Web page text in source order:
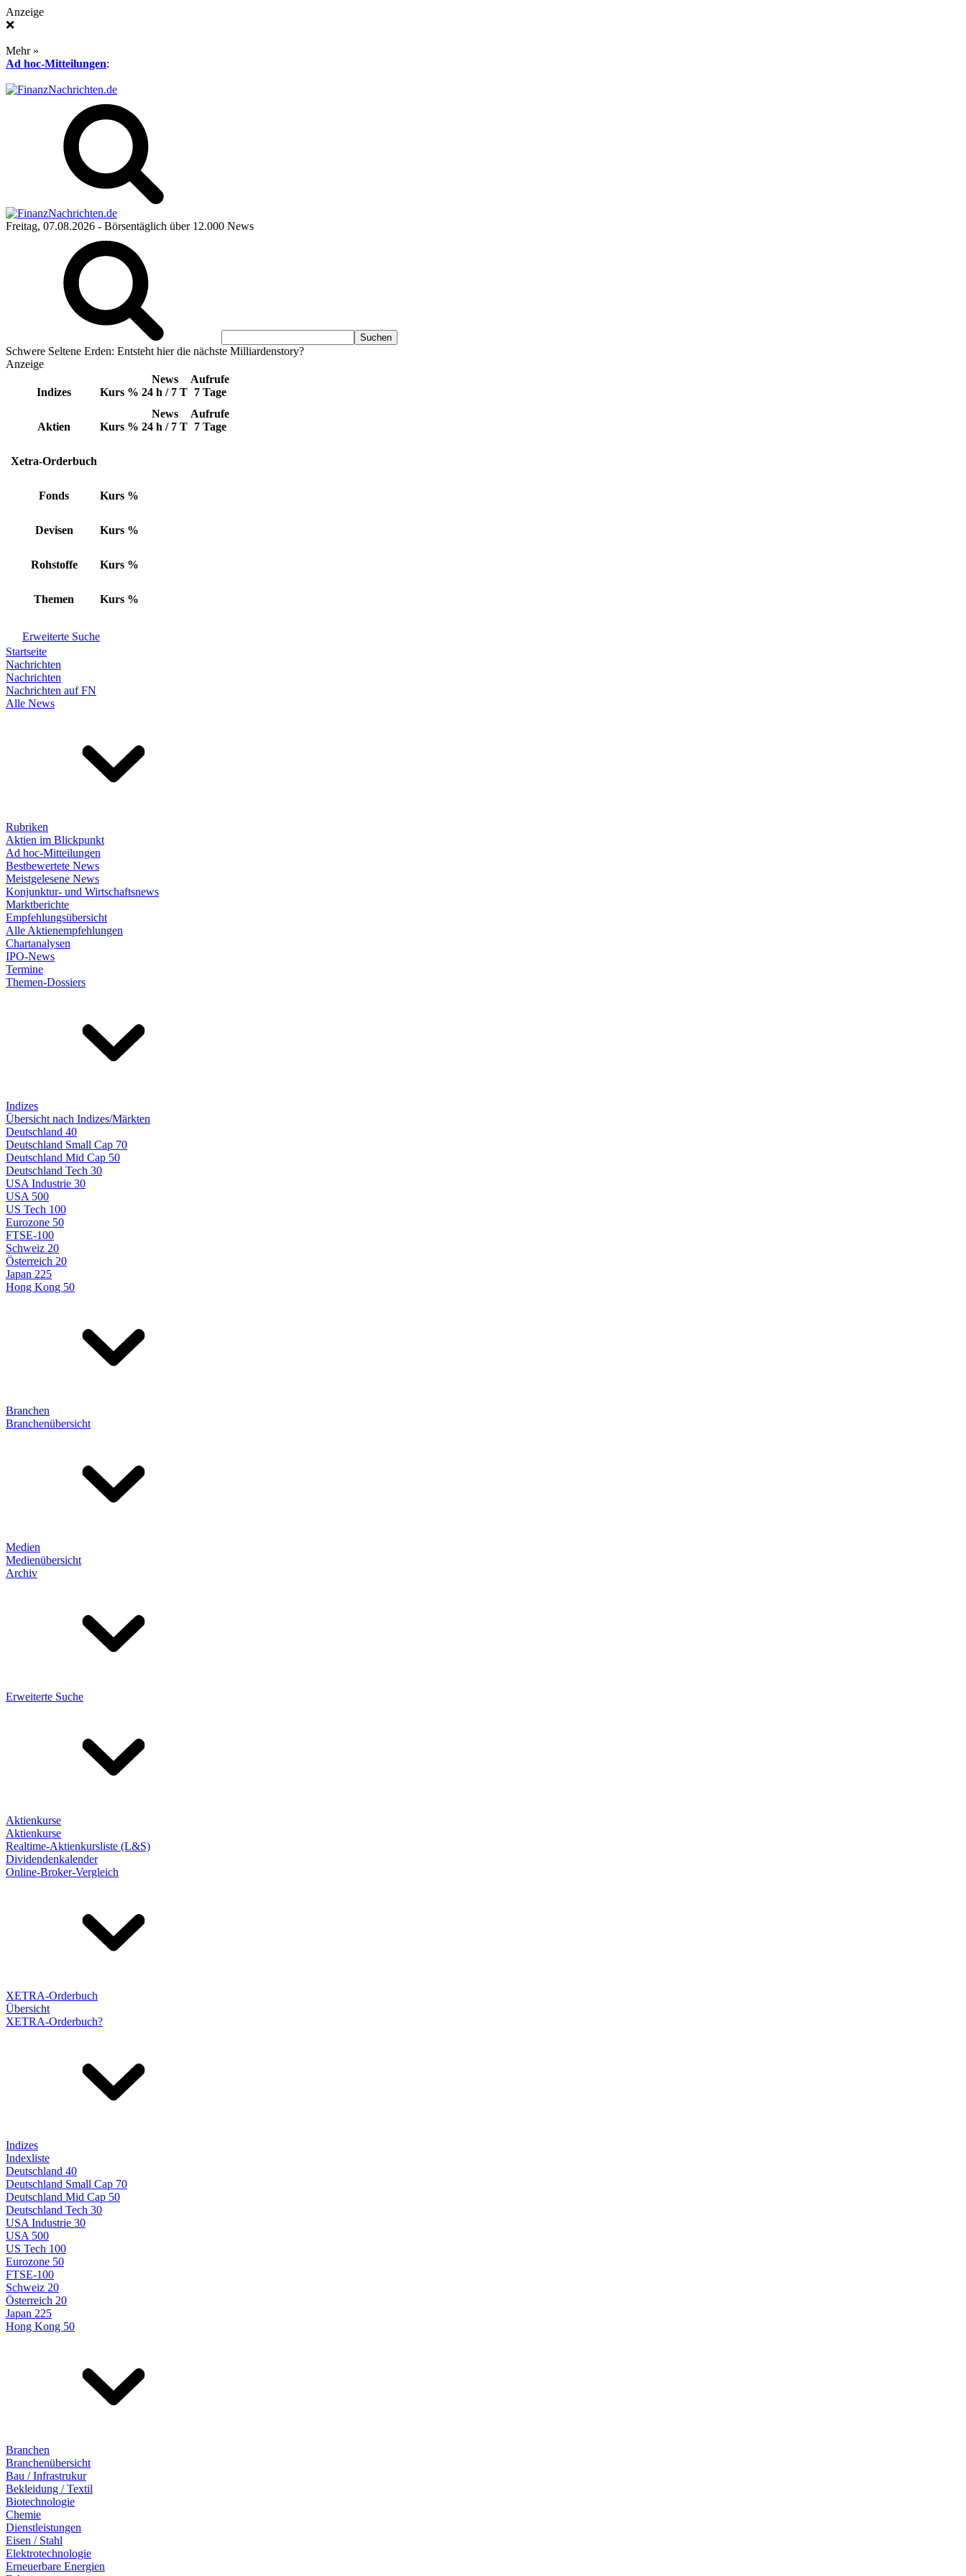
Anzeige
❌
Mehr »
Ad hoc-Mitteilungen:
Freitag, 07.08.2026 - Börsentäglich über 12.000 News
Schwere Seltene Erden: Entsteht hier die nächste Milliardenstory?
Anzeige
Indizes Kurs %
News
24 h / 7 T
Aufrufe
7 Tage
Aktien Kurs %
News
24 h / 7 T
Aufrufe
7 Tage
Xetra-Orderbuch
Fonds Kurs %
Devisen Kurs %
Rohstoffe Kurs %
Themen Kurs %
Erweiterte Suche
Startseite
Nachrichten
Nachrichten
Nachrichten auf FN
Alle News
Rubriken
Aktien im Blickpunkt
Ad hoc-Mitteilungen
Bestbewertete News
Meistgelesene News
Konjunktur- und Wirtschaftsnews
Marktberichte
Empfehlungsübersicht
Alle Aktienempfehlungen
Chartanalysen
IPO-News
Termine
Themen-Dossiers
Indizes
Übersicht nach Indizes/Märkten
Deutschland 40
Deutschland Small Cap 70
Deutschland Mid Cap 50
Deutschland Tech 30
USA Industrie 30
USA 500
US Tech 100
Eurozone 50
FTSE-100
Schweiz 20
Österreich 20
Japan 225
Hong Kong 50
Branchen
Branchenübersicht
Medien
Medienübersicht
Archiv
Erweiterte Suche
Aktienkurse
Aktienkurse
Realtime-Aktienkursliste (L&S)
Dividendenkalender
Online-Broker-Vergleich
XETRA-Orderbuch
Übersicht
XETRA-Orderbuch?
Indizes
Indexliste
Deutschland 40
Deutschland Small Cap 70
Deutschland Mid Cap 50
Deutschland Tech 30
USA Industrie 30
USA 500
US Tech 100
Eurozone 50
FTSE-100
Schweiz 20
Österreich 20
Japan 225
Hong Kong 50
Branchen
Branchenübersicht
Bau / Infrastrukur
Bekleidung / Textil
Biotechnologie
Chemie
Dienstleistungen
Eisen / Stahl
Elektrotechnologie
Erneuerbare Energien